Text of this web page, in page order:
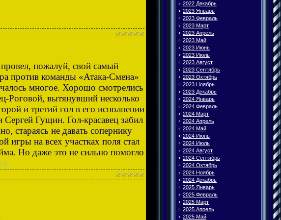
пожалуй, свой самый
против команды «Атака-Смена»
многое. Хорошо смотрелись
Роговой, вытянувший несколько
и третий гол в его исполнении
Сергей Гущин. Гол-красавец забил
стараясь не давать сопернику
игры на всех участках поля стал
Но даже это не сильно помогло
»
2022 Декабрь
2023 Январь
2023 Февраль
2023 Март
2023 Апрель
2023 Май
2023 Июнь
2023 Июль
2023 Август
2023 Сентябрь
2023 Октябрь
2023 Ноябрь
2023 Декабрь
2024 Январь
2024 Февраль
2024 Март
2024 Апрель
2024 Май
2024 Июнь
2024 Июль
2024 Август
2024 Сентябрь
2024 Октябрь
2024 Ноябрь
2024 Декабрь
2025 Январь
2025 Февраль
2025 Март
2025 Апрель
2025 Май